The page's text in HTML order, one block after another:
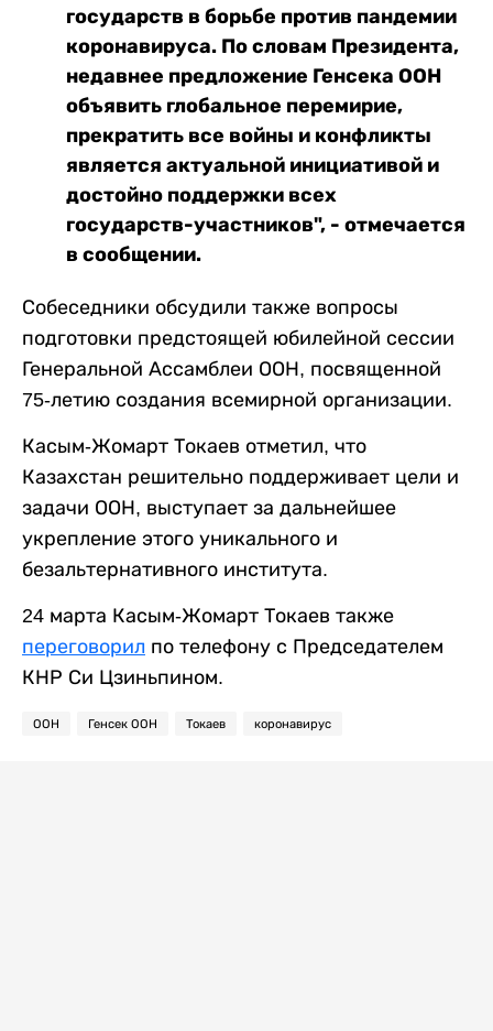
государств в борьбе против пандемии
коронавируса. По словам Президента,
недавнее предложение Генсека ООН
объявить глобальное перемирие,
прекратить все войны и конфликты
является актуальной инициативой и
достойно поддержки всех
государств-участников", - отмечается
в сообщении.
Собеседники обсудили также вопросы
подготовки предстоящей юбилейной сессии
Генеральной Ассамблеи ООН, посвященной
75-летию создания всемирной организации.
Касым-Жомарт Токаев отметил, что
Казахстан решительно поддерживает цели и
задачи ООН, выступает за дальнейшее
укрепление этого уникального и
безальтернативного института.
24 марта Касым-Жомарт Токаев также
переговорил по телефону с Председателем
КНР Си Цзиньпином.
ООН Генсек ООН Токаев коронавирус